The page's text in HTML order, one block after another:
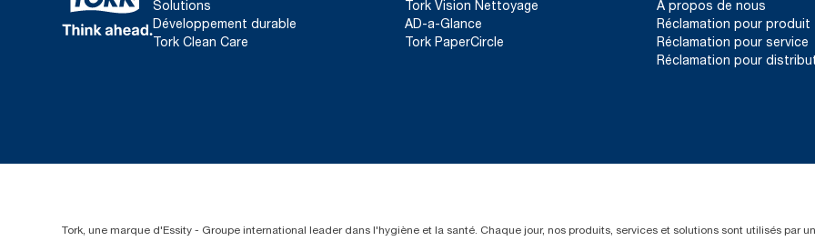
Solutions
Développement durable
Tork Clean Care
Tork Vision Nettoyage
AD-a-Glance
Tork PaperCircle
À propos de nous
Réclamation pour produit
Réclamation pour service
Réclamation pour
Tork, une marque d'Essity - Groupe international leader dans l'hygiène et la santé. Chaque jour, nos produits, services et solutions sont utilisés par